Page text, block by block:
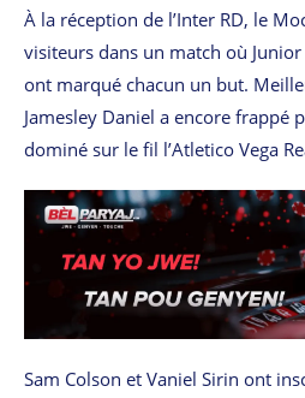
À la réception de l’Inter RD, le
visiteurs dans un match où
ont marqué chacun un but.
Jamesley Daniel a encore frappé
dominé sur le fil l’Atletico Vega
Sam Colson et Vaniel Sirin ont